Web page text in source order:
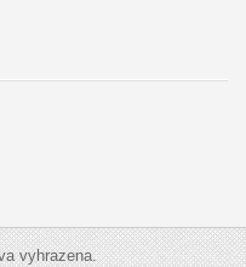
vyhrazena.